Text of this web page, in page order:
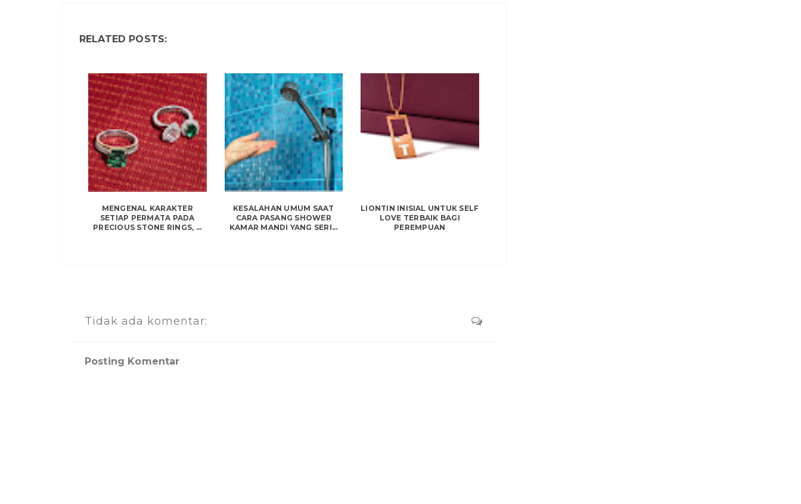
RELATED POSTS:
MENGENAL KARAKTER
SETIAP PERMATA PADA
PRECIOUS STONE RINGS, ...
KESALAHAN UMUM SAAT
CARA PASANG SHOWER
KAMAR MANDI YANG SERI...
LIONTIN INISIAL UNTUK SELF
LOVE TERBAIK BAGI
PEREMPUAN
Tidak ada komentar:
Posting Komentar